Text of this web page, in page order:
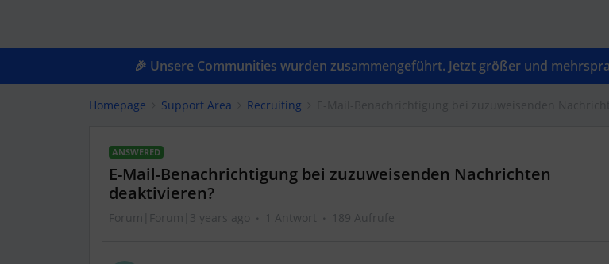
🎉 Unsere Communities wurden zusammengeführt. Jetzt größer und
Homepage Support Area Recruiting
ANSWERED
E-Mail-Benachrichtigung bei zuzuweisenden Nachrichten
deaktivieren?
Forum|Forum|3 years ago 1 Antwort 189 Aufrufe